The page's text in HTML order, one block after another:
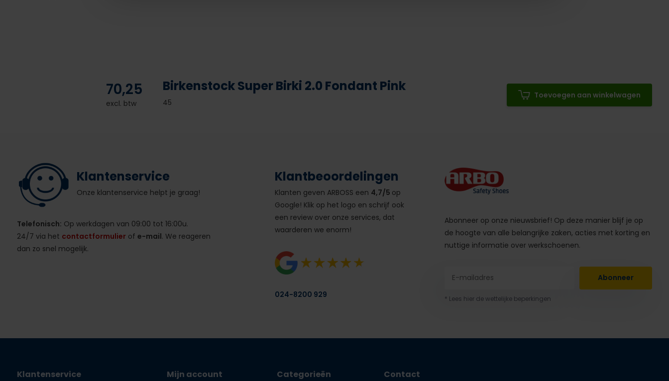
70,25
excl. btw
Birkenstock Super Birki 2.0 Fondant Pink
45
Toevoegen aan winkelwagen
Klantenservice
Onze klantenservice helpt je graag!
Telefonisch: Op werkdagen van 09:00 tot 16:00u.
24/7 via het contactformulierof e-mail. We reageren
dan zo snel mogelijk.
Klantbeoordelingen
Klanten geven ARBOSS een 4,7/5 op
Google! Klik op het logo en schrijf ook
een review over onze services, dat
waarderen we enorm!
024-8200 929
Abonneer op onze nieuwsbrief! Op deze manier blijf je op
de hoogte van alle belangrijke zaken, acties met korting en
nuttige informatie over werkschoenen.
Abonneer
* Lees hier de wettelijke beperkingen
Klantenservice Mijn account Categorieën Contact